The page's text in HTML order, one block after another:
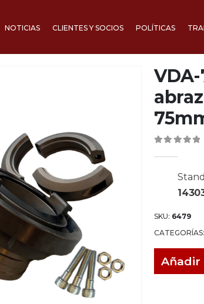
NOTICIAS CLIENTES Y SOCIOS POLÍTICAS
SKU: 6479
CATEGORÍAS:
Añadir